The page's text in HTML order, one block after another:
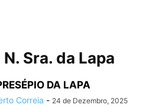
Sra. da Lapa
DA LAPA
Correia - 24 de Dezembro, 2025